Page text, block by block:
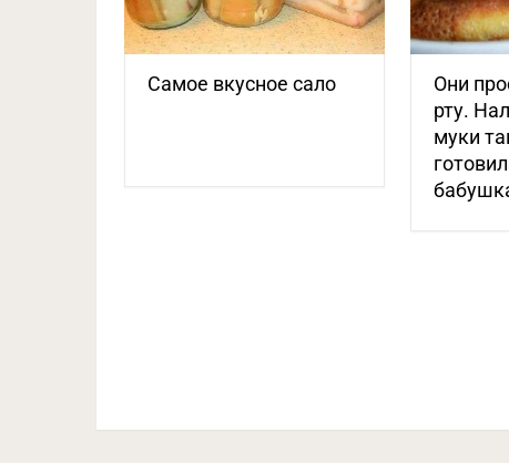
Самое вкусное сало
Они
рту.
муки